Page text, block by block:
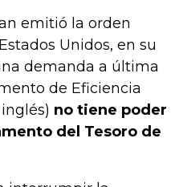
emitió la orden
Unidos, en su
demanda a última
de Eficiencia
no tiene poder
del Tesoro de